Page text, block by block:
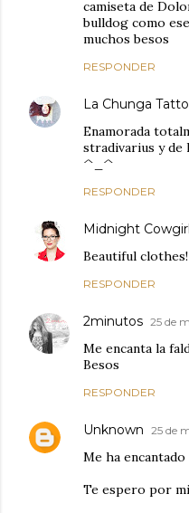
camiseta de
bulldog como
muchos besos
RESPONDER
La Chunga
Enamorada
stradivarius y de
^_^
RESPONDER
Midnight Cowgirl
Beautiful clothes!
RESPONDER
2minutos 25 de
Me encanta la
Besos
RESPONDER
Unknown 25 de
Me ha
Te espero por